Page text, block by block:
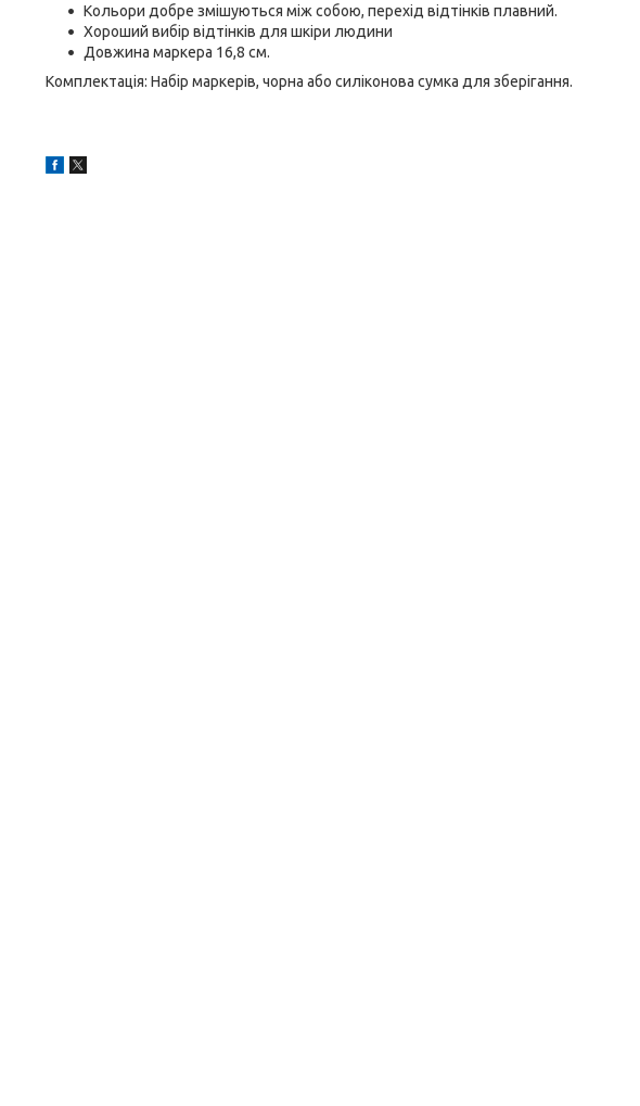
Кольори добре змішуються між собою, перехід відтінків плавний.
Хороший вибір відтінків для шкіри людини
Довжина маркера 16,8 см.
Комплектація: Набір маркерів, чорна або силіконова сумка для зберігання.